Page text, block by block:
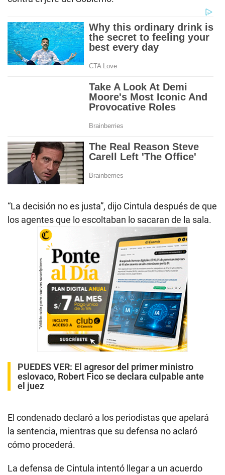
“La decisión no es justa”, dijo Cintula después de que
los agentes que lo escoltaban lo sacaran de la sala.
PUEDES VER: El agresor del primer ministro
eslovaco, Robert Fico se declara culpable ante
el juez
El condenado declaró a los periodistas que apelará
la sentencia, mientras que su defensa no aclaró
cómo procederá.
La defensa de Cintula intentó llegar a un acuerdo